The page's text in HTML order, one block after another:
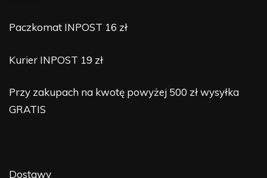
Paczkomat INPOST 16 zł
Kurier INPOST 19 zł
Przy zakupach na kwotę powyżej 500 zł wysyłka
GRATIS
Dostawy